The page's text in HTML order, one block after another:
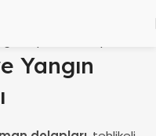
Ekipman Dolapları
Yangın